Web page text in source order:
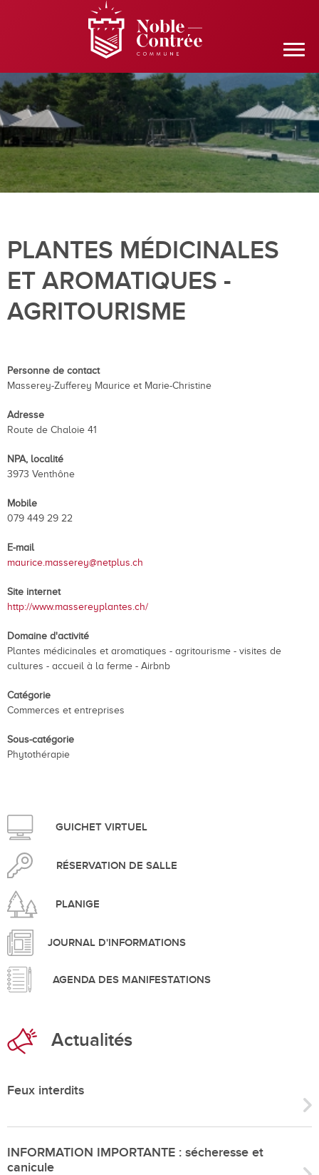
PLANTES MÉDICINALES
ET AROMATIQUES -
AGRITOURISME
Personne de contact
Masserey-Zufferey Maurice et Marie-Christine
Adresse
Route de Chaloie 41
NPA, localité
3973 Venthône
Mobile
079 449 29 22
E-mail
maurice.masserey@netplus.ch
Site internet
http://www.massereyplantes.ch/
Domaine d'activité
Plantes médicinales et aromatiques - agritourisme - visites de
cultures - accueil à la ferme - Airbnb
Catégorie
Commerces et entreprises
Sous-catégorie
Phytothérapie
GUICHET VIRTUEL
RÉSERVATION DE SALLE
PLANIGE
JOURNAL D'INFORMATIONS
AGENDA DES MANIFESTATIONS
Actualités
Feux interdits
INFORMATION IMPORTANTE : sécheresse et
canicule